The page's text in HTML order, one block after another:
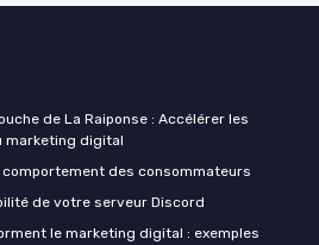
de La Raiponse : Accélérer les
marketing digital
des consommateurs
de votre serveur Discord
le marketing digital : exemples